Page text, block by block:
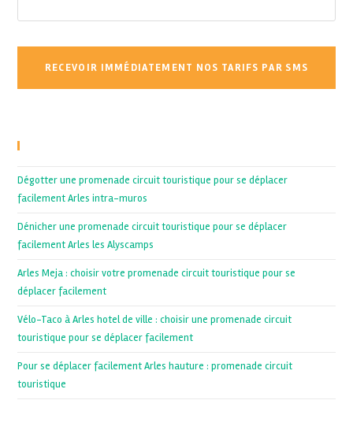
Dégotter une promenade circuit touristique pour se déplacer
facilement Arles intra-muros
Dénicher une promenade circuit touristique pour se déplacer
facilement Arles les Alyscamps
Arles Meja : choisir votre promenade circuit touristique pour se
déplacer facilement
Vélo-Taco à Arles hotel de ville : choisir une promenade circuit
touristique pour se déplacer facilement
Pour se déplacer facilement Arles hauture : promenade circuit
touristique